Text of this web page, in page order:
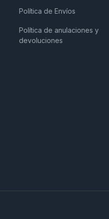
Política de Envíos
Política de anulaciones y
devoluciones